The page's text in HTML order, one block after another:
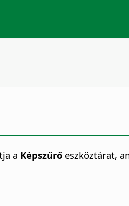
a Képszűrő eszköztárat,